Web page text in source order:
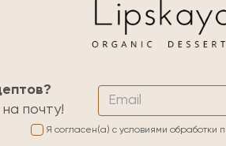
почту!
Я согласен(а) с условиями обработки